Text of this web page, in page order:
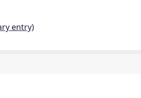
entry)